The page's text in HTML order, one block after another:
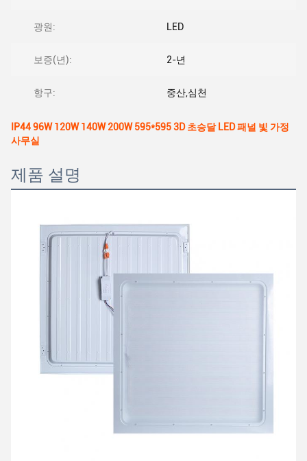
광원: LED
보증(년): 2-년
항구: 중산,심천
IP44 96W 120W 140W 200W 595*595 3D 초승달 LED 패널 빛 가정
사무실
제품 설명